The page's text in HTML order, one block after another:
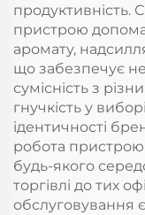
продуктивність.
пристрою
аромату,
що забезпечує
сумісність з
гнучкість у
ідентичності
робота
будь-якого
торгівлі до тих
обслуговування